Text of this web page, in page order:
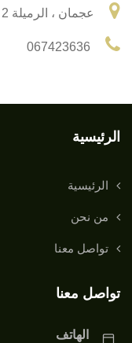
عجمان ، الرميلة 2
الرئيسية
الرئيسية
من نحن
تواصل معنا
تواصل معنا
الهاتف